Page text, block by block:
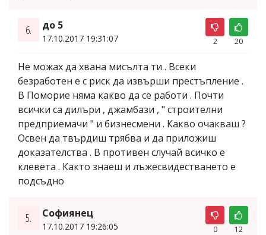
6. до 5
17.10.2017 19:31:07 2 20
Не можах да хвана мисълта ти . Всеки
безработен е с риск да извърши престъпление .
В Поморие няма какво да се работи . Почти
всички са дилъри , джамбази , " строителни
предприемачи " и бизнесмени . Какво очакваш ?
Освен да твърдиш трябва и да приложиш
доказателства . В противен случай всичко е
клевета . Както знаеш и лъжесвидестването е
подсъдно
5. Софиянец
17.10.2017 19:26:05 0 12